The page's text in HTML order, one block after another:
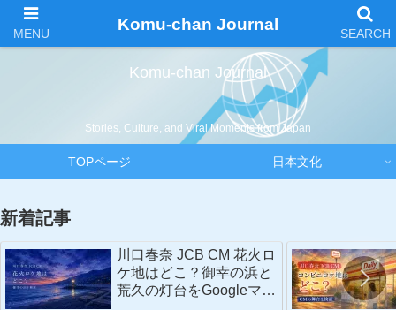
Komu-chan Journal
Stories, Culture, and Viral Moments from Japan
TOPページ 日本文化
新着記事
川口春奈 JCB CM 花火ロ
ケ地はどこ？御幸の浜と
荒久の灯台をGoogleマッ
Komu-chan Journal